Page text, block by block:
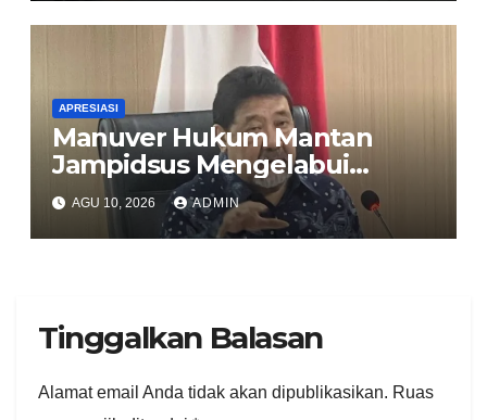
APRESIASI
Manuver Hukum Mantan
Jampidsus Mengelabui
Publik Soal Substansi Perkara
AGU 10, 2026 ADMIN
Tinggalkan Balasan
Alamat email Anda tidak akan dipublikasikan. Ruas